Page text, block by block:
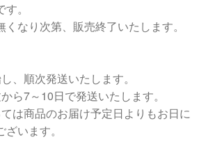
。
なり次第、販売終了いたします。
、順次発送いたします。
ら7～10日で発送いたします。
は商品のお届け予定日よりもお日に
います。